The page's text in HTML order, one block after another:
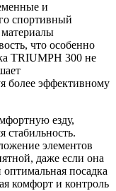
и
спортивный
что особенно
TRIUMPH 300 не
более эффективному
езду,
стабильность.
элементов
даже если она
посадка
комфорт и контроль